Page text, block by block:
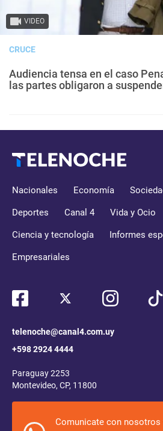
VIDEO
CRUCE
Audiencia tensa en el caso
las partes obligaron a
Nacionales Economía
Deportes Canal 4 Vida y Ocio
Ciencia y tecnología Informes
Empresariales
telenoche@canal4.com.uy
+598 2924 4444
Paraguay 2253
Montevideo, CP, 11800
Comunicate con nosotros